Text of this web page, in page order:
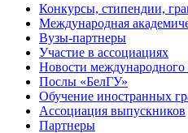
Конкурсы, стипендии,
Международная
Вузы-партнеры
Участие в ассоциациях
Новости международного
Послы «БелГУ»
Обучение иностранных
Ассоциация выпускников
Партнеры